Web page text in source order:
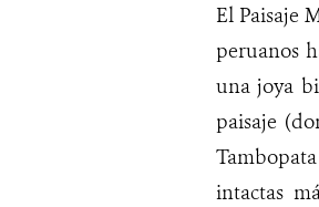
El Paisaje
peruanos
una joya
paisaje
intactas